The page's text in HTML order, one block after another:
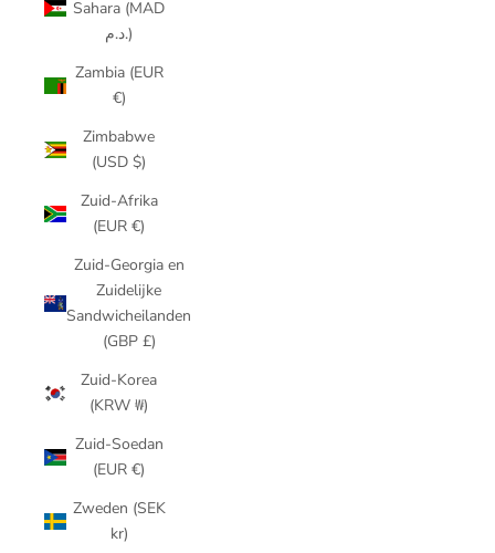
Sahara (MAD
د.م.)
Zambia (EUR
€)
Zimbabwe
(USD $)
Zuid-Afrika
(EUR €)
Zuid-Georgia en
Zuidelijke
Sandwicheilanden
(GBP £)
Zuid-Korea
(KRW ₩)
Zuid-Soedan
(EUR €)
Zweden (SEK
kr)